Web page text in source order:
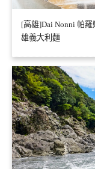
[高雄]Dai Nonni 帕
雄義大利麵